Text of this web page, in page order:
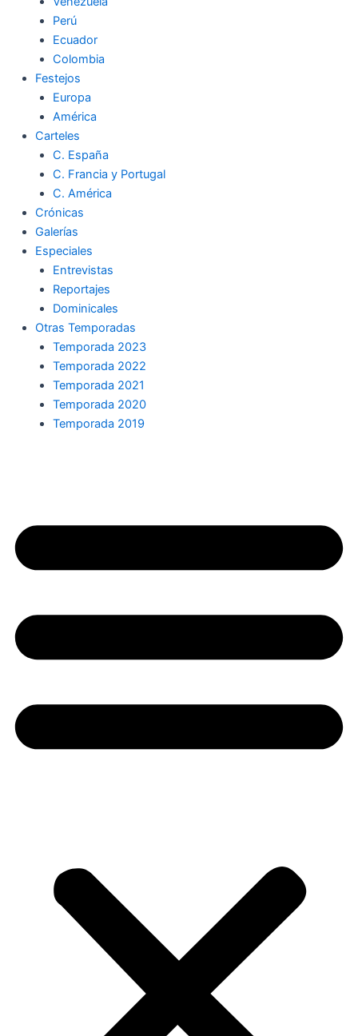
Perú
Ecuador
Colombia
Festejos
Europa
América
Carteles
C. España
C. Francia y Portugal
C. América
Crónicas
Galerías
Especiales
Entrevistas
Reportajes
Dominicales
Otras Temporadas
Temporada 2023
Temporada 2022
Temporada 2021
Temporada 2020
Temporada 2019